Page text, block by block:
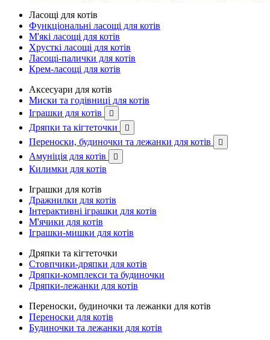
Ласощі для котів
Функціональні ласощі для котів
М'які ласощі для котів
Хрусткі ласощі для котів
Ласощі-палички для котів
Крем-ласощі для котів
Аксесуари для котів
Миски та годівниці для котів
Іграшки для котів

Дряпки та кігтеточки 
Переноски, будиночки та лежанки для котів 
Амуніція для котів 
Килимки для котів
Іграшки для котів
Дражнилки для котів
Інтерактивні іграшки для котів
М'ячики для котів
Іграшки-мишки для котів
Дряпки та кігтеточки
Стовпчики-дряпки для котів
Дряпки-комплекси та будиночки
Дряпки-лежанки для котів
Переноски, будиночки та лежанки для котів
Переноски для котів
Будиночки та лежанки для котів